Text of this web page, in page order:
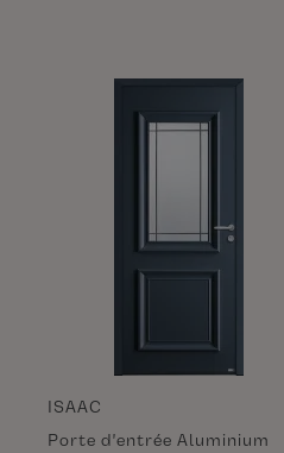
ISAAC
Porte d'entrée Aluminium